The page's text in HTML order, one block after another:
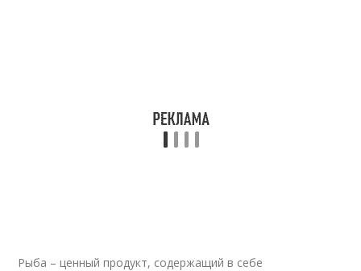
Рыба – ценный продукт, содержащий в себе